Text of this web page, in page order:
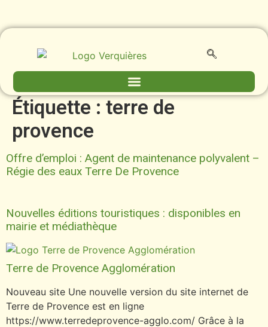
Étiquette : terre de
provence
Offre d’emploi : Agent de maintenance polyvalent –
Régie des eaux Terre De Provence
Nouvelles éditions touristiques : disponibles en
mairie et médiathèque
Terre de Provence Agglomération
Nouveau site Une nouvelle version du site internet de
Terre de Provence est en ligne
https://www.terredeprovence-agglo.com/ Grâce à la